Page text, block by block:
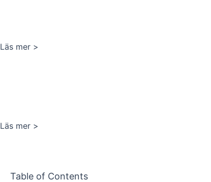
Läs mer >
Läs mer >
Table of Contents